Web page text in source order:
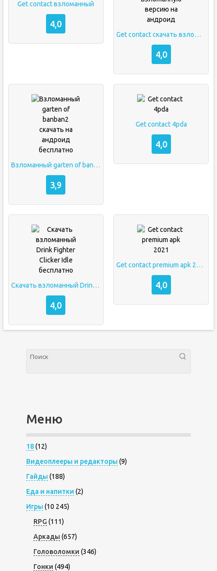
Get contact взломанный
4,0
Get contact скачать взлоmанную версию на андроид
4,0
Взломанный garten of banban2 скачать на андроид бесплатно
3,9
Get contact 4pda
4,0
Скачать взломанный Drink Fighter Clicker Idle бесплатно
4,0
Get contact premium apk 2021
4,0
Меню
18(12)
Видеоплееры и редакторы (9)
Гайды (188)
Еда и напитки (2)
Игры (10 245)
RPG (111)
Аркады (657)
Головоломки (346)
Гонки (494)